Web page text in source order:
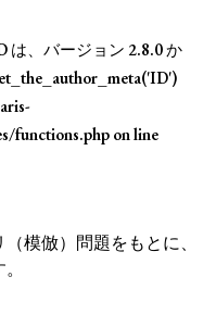
は、バージョン 2.8.0 か
functions.phpon line
模倣）問題をもとに、